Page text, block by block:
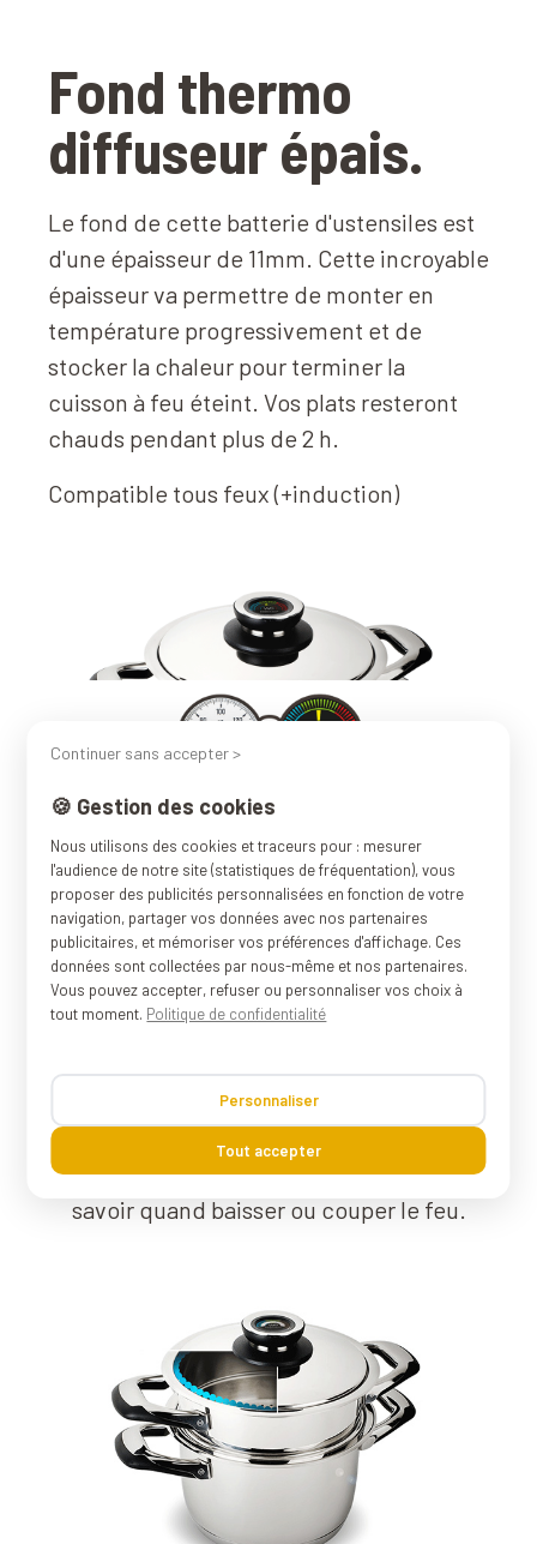
Fond thermo
diffuseur épais.
Le fond de cette batterie d'ustensiles est
d'une épaisseur de 11mm. Cette incroyable
épaisseur va permettre de monter en
température progressivement et de
stocker la chaleur pour terminer la
cuisson à feu éteint. Vos plats resteront
chauds pendant plus de 2 h.
Compatible tous feux (+induction)
Couvercle avec
thermomètre
intégré.
thermomètre qui vous servira d'indicateur
vous n'aurez pas à ouvrir votre faitout pour
savoir quand baisser ou couper le feu.
Continuer sans accepter >
🍪 Gestion des cookies
Nous utilisons des cookies et traceurs pour : mesurer
l'audience de notre site (statistiques de fréquentation), vous
proposer des publicités personnalisées en fonction de votre
navigation, partager vos données avec nos partenaires
publicitaires, et mémoriser vos préférences d'affichage. Ces
données sont collectées par nous-même et nos partenaires.
Vous pouvez accepter, refuser ou personnaliser vos choix à
tout moment. Politique de confidentialité
Personnaliser
Tout accepter